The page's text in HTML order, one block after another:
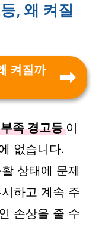
, 왜 켜질
켜질까
족 경고등 이
없습니다.
상태에 문제
하고 계속 주
손상을 줄 수